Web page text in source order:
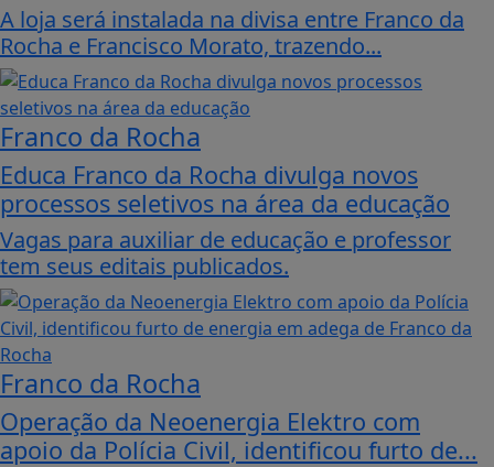
A loja será instalada na divisa entre Franco da
Rocha e Francisco Morato, trazendo...
Franco da Rocha
Educa Franco da Rocha divulga novos
processos seletivos na área da educação
Vagas para auxiliar de educação e professor
tem seus editais publicados.
Franco da Rocha
Operação da Neoenergia Elektro com
apoio da Polícia Civil, identificou furto de...